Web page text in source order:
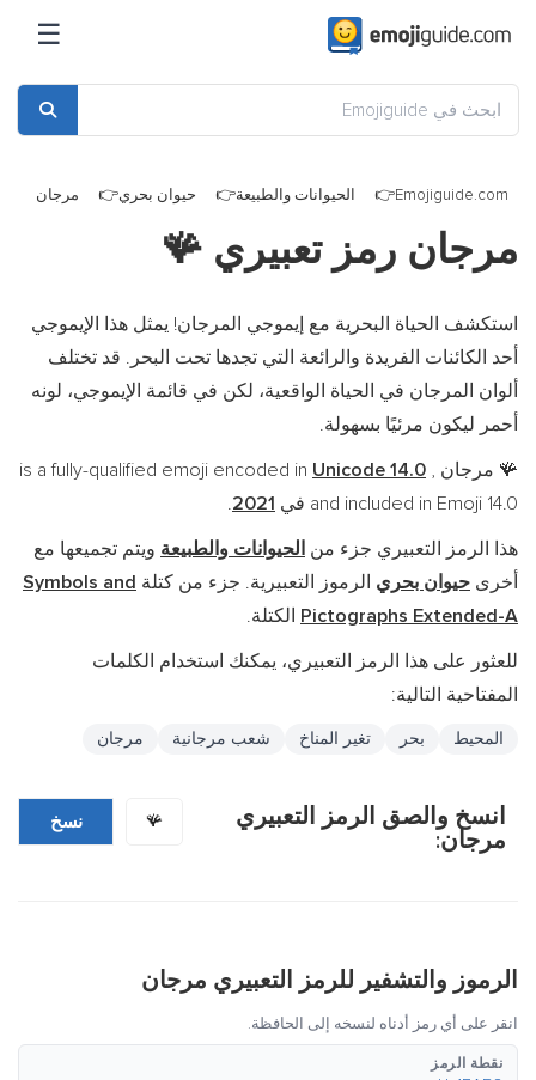
☰
Emojiguide.com الحيوانات والطبيعة حيوان بحري مرجان
مرجان رمز تعبيري 🪸
استكشف الحياة البحرية مع إيموجي المرجان! يمثل هذا الإيموجي
أحد الكائنات الفريدة والرائعة التي تجدها تحت البحر. قد تختلف
ألوان المرجان في الحياة الواقعية، لكن في قائمة الإيموجي، لونه
أحمر ليكون مرئيًا بسهولة.
🪸 مرجان is a fully-qualified emoji encoded in Unicode 14.0 ,
and included in Emoji 14.0 في
2021
.
هذا الرمز التعبيري جزء من الحيوانات والطبيعة ويتم تجميعها مع
أخرى حيوان بحري الرموز التعبيرية. جزء من كتلة Symbols and
Pictographs Extended-A الكتلة.
للعثور على هذا الرمز التعبيري، يمكنك استخدام الكلمات
المفتاحية التالية:
المحيط بحر تغير المناخ شعب مرجانية مرجان
انسخ والصق الرمز التعبيري
مرجان:
🪸 نسخ
الرموز والتشفير للرمز التعبيري مرجان
انقر على أي رمز أدناه لنسخه إلى الحافظة.
نقطة الرمز